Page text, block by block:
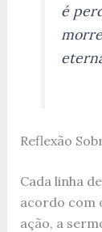
é
Reflexão
Cada linha
acordo com
ação, a